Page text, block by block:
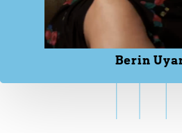
Berin